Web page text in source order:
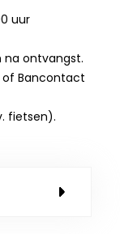
uur
na ontvangst.
of Bancontact
fietsen).